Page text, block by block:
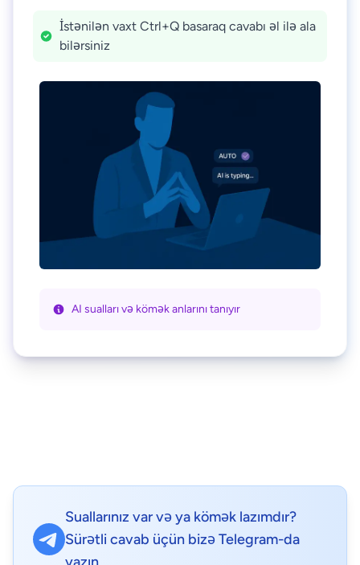
İstənilən vaxt Ctrl+Q basaraq cavabı əl ilə ala
bilərsiniz
AI sualları və kömək anlarını tanıyır
Suallarınız var və ya kömək lazımdır?
Sürətli cavab üçün bizə Telegram-da